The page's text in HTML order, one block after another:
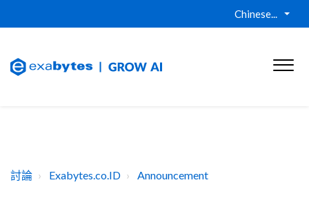
Chinese...
討論 Exabytes.co.ID Announcement